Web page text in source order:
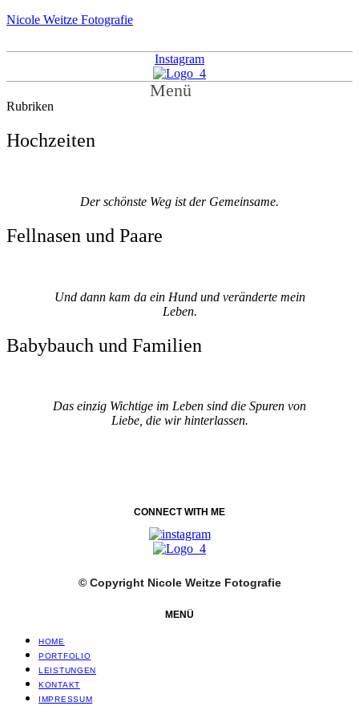
Nicole Weitze Fotografie
Instagram
Menü
Rubriken
Hochzeiten
Der schönste Weg ist der Gemeinsame.
Fellnasen und Paare
Und dann kam da ein Hund und veränderte mein
Leben.
Babybauch und Familien
Das einzig Wichtige im Leben sind die Spuren von
Liebe, die wir hinterlassen.
CONNECT WITH ME
© Copyright Nicole Weitze Fotografie
MENÜ
HOME
PORTFOLIO
LEISTUNGEN
KONTAKT
IMPRESSUM